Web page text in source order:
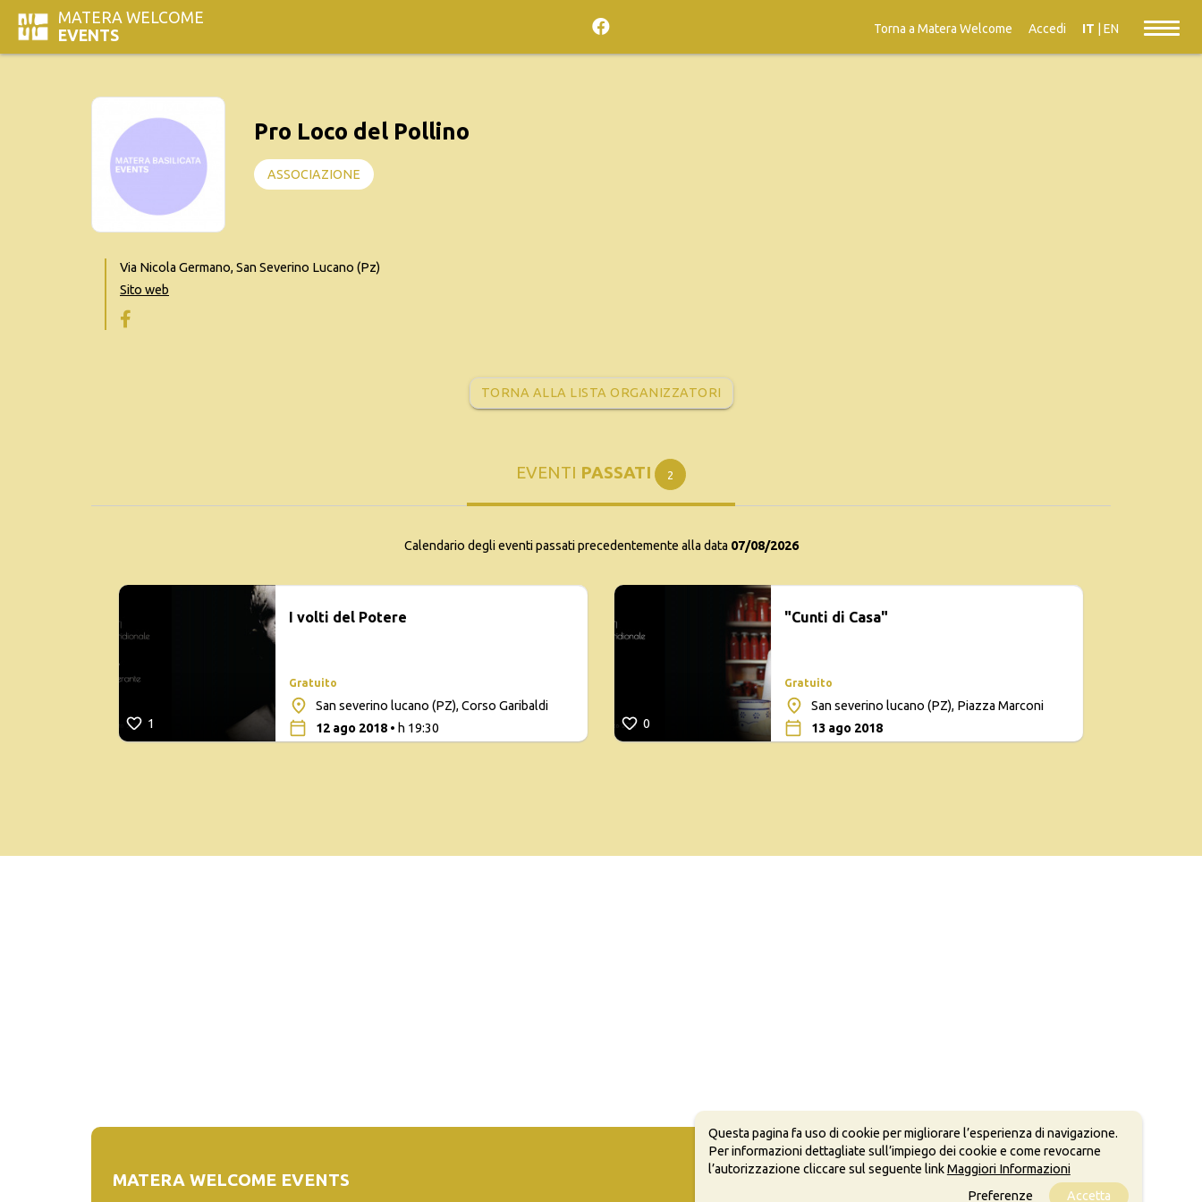
MATERA WELCOME
EVENTS
Torna a Matera Welcome Accedi IT EN
Pro Loco del Pollino
ASSOCIAZIONE
Via Nicola Germano, San Severino Lucano (Pz)
Sito web
TORNA ALLA LISTA ORGANIZZATORI
EVENTI PASSATI 2
Calendario degli eventi passati precedentemente alla data 07/08/2026
1
I volti del Potere
Gratuito
San severino lucano (PZ), Corso Garibaldi
12 ago 2018• h 19:30 0
"Cunti di Casa"
Gratuito
San severino lucano (PZ), Piazza Marconi
13 ago 2018
MATERA WELCOME EVENTS
Questa pagina fa uso di cookie per migliorare l’esperienza di navigazione.
Per informazioni dettagliate sull’impiego dei cookie e come revocarne
l’autorizzazione cliccare sul seguente linkMaggiori Informazioni
Preferenze
Accetta